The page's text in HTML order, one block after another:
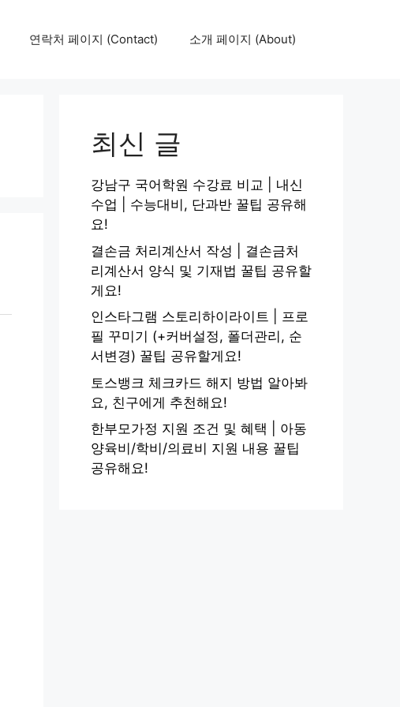
연락처 페이지 (Contact) 소개 페이지 (About)
최신 글
강남구 국어학원 수강료 비교 | 내신
수업 | 수능대비, 단과반 꿀팁 공유해
요!
결손금 처리계산서 작성 | 결손금처
리계산서 양식 및 기재법 꿀팁 공유할
게요!
인스타그램 스토리하이라이트 | 프로
필 꾸미기 (+커버설정, 폴더관리, 순
서변경) 꿀팁 공유할게요!
토스뱅크 체크카드 해지 방법 알아봐
요, 친구에게 추천해요!
한부모가정 지원 조건 및 혜택 | 아동
양육비/학비/의료비 지원 내용 꿀팁
공유해요!